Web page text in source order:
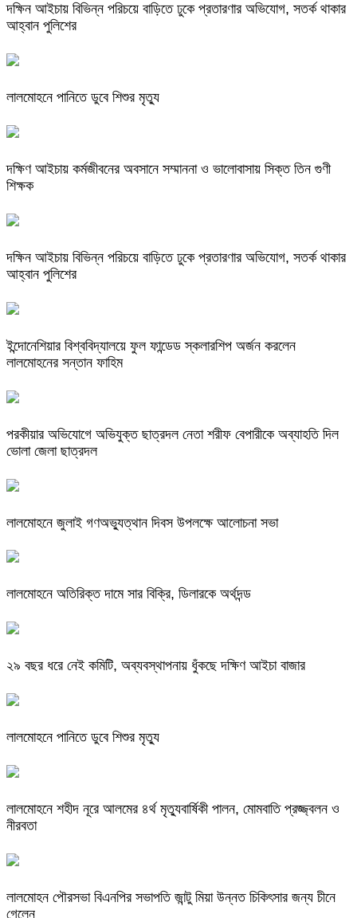
দক্ষিন আইচায় ‎বিভিন্ন পরিচয়ে বাড়িতে ঢুকে প্রতারণার অভিযোগ, সতর্ক থাকার
আহ্বান পুলিশের
লালমোহনে পানিতে ডুবে শিশুর মৃত্যু
দক্ষিণ আইচায় কর্মজীবনের অবসানে সম্মাননা ও ভালোবাসায় সিক্ত তিন গুণী
শিক্ষক
দক্ষিন আইচায় ‎বিভিন্ন পরিচয়ে বাড়িতে ঢুকে প্রতারণার অভিযোগ, সতর্ক থাকার
আহ্বান পুলিশের
ইন্দোনেশিয়ার বিশ্ববিদ্যালয়ে ফুল ফান্ডেড স্কলারশিপ অর্জন করলেন
লালমোহনের সন্তান ফাহিম
পরকীয়ার অভিযোগে অভিযুক্ত ছাত্রদল নেতা শরীফ বেপারীকে অব্যাহতি দিল
ভোলা জেলা ছাত্রদল
লালমোহনে জুলাই গণঅভ্যুত্থান দিবস উপলক্ষে আলোচনা সভা
লালমোহনে অতিরিক্ত দামে সার বিক্রি, ডিলারকে অর্থদন্ড
২৯ বছর ধরে নেই কমিটি, অব্যবস্থাপনায় ধুঁকছে দক্ষিণ আইচা বাজার
লালমোহনে পানিতে ডুবে শিশুর মৃত্যু
লালমোহনে শহীদ নূরে আলমের ৪র্থ মৃত্যুবার্ষিকী পালন, মোমবাতি প্রজ্জ্বলন ও
নীরবতা
লালমোহন পৌরসভা বিএনপির সভাপতি জান্টু মিয়া উন্নত চিকিৎসার জন্য চীনে
গেলেন